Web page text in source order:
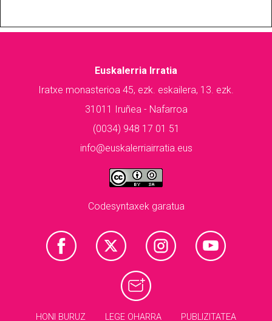
Euskalerria Irratia
Iratxe monasterioa 45, ezk. eskailera, 13. ezk.
31011 Iruñea - Nafarroa
(0034) 948 17 01 51
info@euskalerriairratia.eus
Codesyntaxek garatua
HONI BURUZ LEGE OHARRA PUBLIZITATEA